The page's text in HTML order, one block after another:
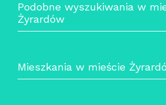
Podobne wyszukiwania w
Żyrardów
Mieszkania w mieście